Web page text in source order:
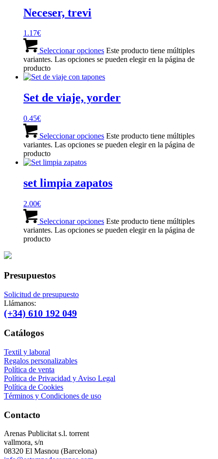
Neceser, trevi
1.17€
Seleccionar opciones Este producto tiene múltiples
variantes. Las opciones se pueden elegir en la página de
producto
Set de viaje, yorder
0.45€
Seleccionar opciones Este producto tiene múltiples
variantes. Las opciones se pueden elegir en la página de
producto
set limpia zapatos
2.00€
Seleccionar opciones Este producto tiene múltiples
variantes. Las opciones se pueden elegir en la página de
producto
Presupuestos
Solicitud de presupuesto
Llámanos:
(+34) 610 192 049
Catálogos
Textil y laboral
Regalos personalizables
Política de venta
Política de Privacidad y Aviso Legal
Política de Cookies
Términos y Condiciones de uso
Contacto
Arenas Publicitat s.l. torrent
vallmora, s/n
08320 El Masnou (Barcelona)